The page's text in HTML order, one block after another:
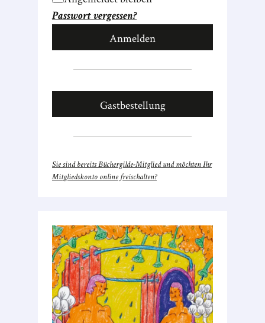
Passwort vergessen?
Gastbestellung
Sie sind bereits Büchergilde-Mitglied und möchten Ihr
Mitgliedskonto online freischalten?